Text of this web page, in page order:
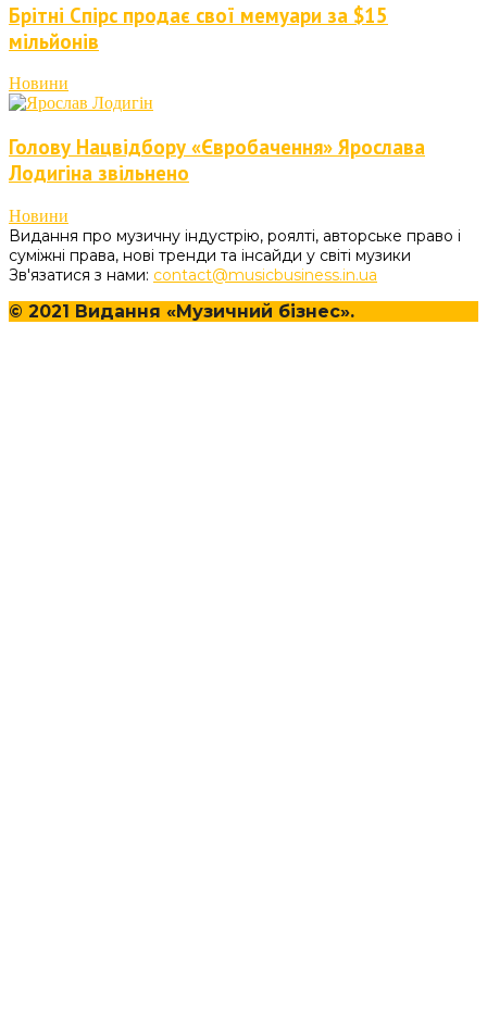
Брітні Спірс продає свої мемуари за $15
мільйонів
Новини
Голову Нацвідбору «Євробачення» Ярослава
Лодигіна звільнено
Новини
Видання про музичну індустрію, роялті, авторське право і
суміжні права, нові тренди та інсайди у світі музики
Зв'язатися з нами: contact@musicbusiness.in.ua
© 2021 Видання «Музичний бізнес».